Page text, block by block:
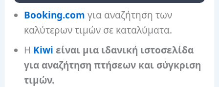
Booking.com για αναζήτηση των
καλύτερων τιμών σε καταλύματα.
Η Kiwi είναι μια ιδανική ιστοσελίδα
για αναζήτηση πτήσεων και σύγκριση
τιμών.